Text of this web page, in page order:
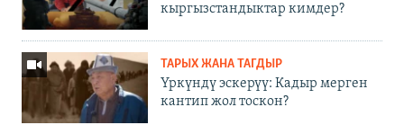
кыргызстандыктар кимдер?
ТАРЫХ ЖАНА ТАГДЫР
Үркүндү эскерүү: Кадыр мерген
кантип жол тоскон?